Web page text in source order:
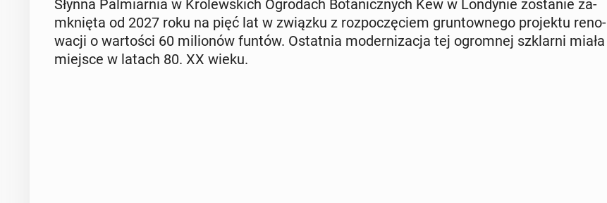
Słynna Pal­miar­nia w Kró­lew­skich Ogro­dach Bo­ta­nicz­nych Kew w Lon­dy­nie zo­sta­nie za­
mknię­ta od 2027 roku na pięć lat w związku z roz­po­czę­ciem grun­tow­ne­go pro­jek­tu re­no­
wa­cji o war­to­ści 60 mi­lio­nów funtów. Ostat­nia mo­der­ni­za­cja tej ogrom­nej szklar­ni miała
miejsce w latach 80. XX wieku.